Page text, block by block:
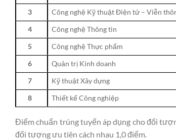
3
Công nghệ Kỹ thuật Điện tử – Viễn
4
Công nghệ Thông tin
5
Công nghệ Thực phẩm
6
Quản trị Kinh doanh
7
Kỹ thuật Xây dựng
8
Thiết kế Công nghiệp
Điểm chuẩn trúng tuyển áp dụng cho đối
đối tượng ưu tiên cách nhau 1,0 điểm.